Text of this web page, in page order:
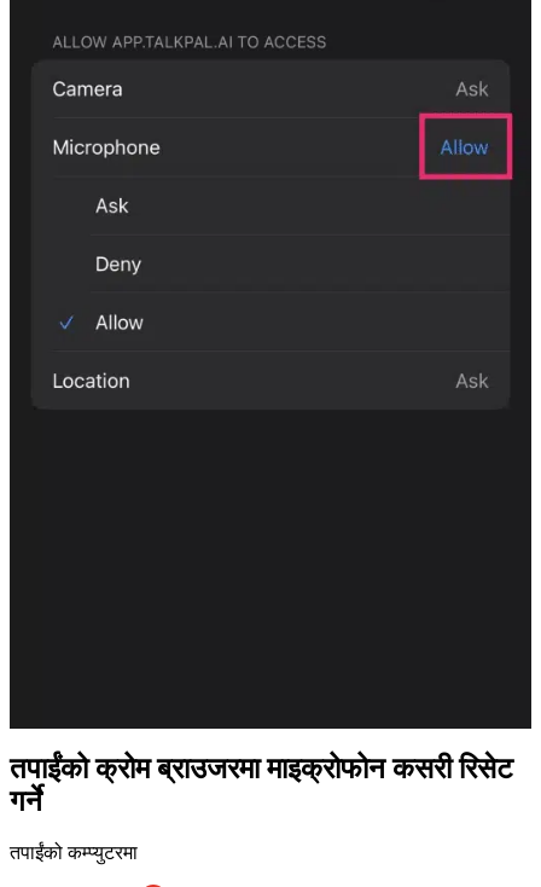
तपाईंको क्रोम ब्राउजरमा माइक्रोफोन कसरी रिसेट
गर्ने
तपाईंको कम्प्युटरमा